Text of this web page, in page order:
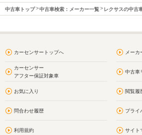
中古車トップ 中古車検索：メーカー一覧 レクサスの中古
カーセンサートップへ メーカ
カーセンサー
アフター保証対象車
中古車
お気に入り 閲覧履
問合わせ履歴 プライ
利用規約 サイト